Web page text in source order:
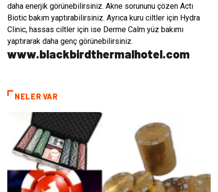
daha enerjik görünebilirsiniz. Akne sorununu çözen Actı
Biotic bakım yaptırabilirsiniz. Ayrıca kuru ciltler için Hydra
Clinic, hassas ciltler için ise Derme Calm yüz bakımı
yaptırarak daha genç görünebilirsiniz.
www.blackbirdthermalhotel.com
NELER VAR